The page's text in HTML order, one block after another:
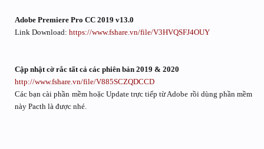
Adobe Premiere Pro CC 2019 v13.0
Link Download: https://www.fshare.vn/file/V3HVQSFJ4OUY
Cập nhật cờ rắc tất cả các phiên bản 2019 & 2020
http://www.fshare.vn/file/V885SCZQDCCD
Các bạn cài phần mềm hoặc Update trực tiếp từ Adobe rồi dùng phần mềm
này Pacth là được nhé.